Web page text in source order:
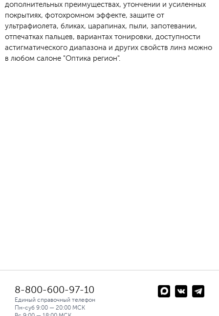
дополнительных преимуществах, утончении и усиленных
покрытиях, фотохромном эффекте, защите от
ультрафиолета, бликах, царапинах, пыли, запотевании,
отпечатках пальцев, вариантах тонировки, доступности
астигматического диапазона и других свойств линз можно
в любом салоне "Оптика регион".
8-800-600-97-10
Единый справочный телефон
Пн-суб 9:00 — 20:00 МСК